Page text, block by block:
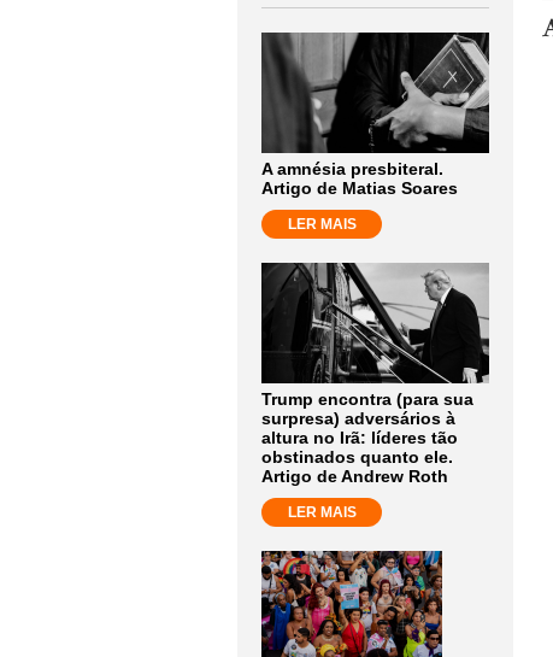
A amnésia presbiteral.
Artigo de Matias Soares
LER MAIS
Trump encontra (para sua
surpresa) adversários à
altura no Irã: líderes tão
obstinados quanto ele.
Artigo de Andrew Roth
LER MAIS